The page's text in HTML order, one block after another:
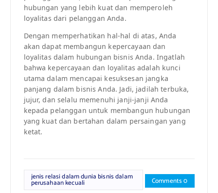
hubungan yang lebih kuat dan memperoleh
loyalitas dari pelanggan Anda.
Dengan memperhatikan hal-hal di atas, Anda
akan dapat membangun kepercayaan dan
loyalitas dalam hubungan bisnis Anda. Ingatlah
bahwa kepercayaan dan loyalitas adalah kunci
utama dalam mencapai kesuksesan jangka
panjang dalam bisnis Anda. Jadi, jadilah terbuka,
jujur, dan selalu memenuhi janji-janji Anda
kepada pelanggan untuk membangun hubungan
yang kuat dan bertahan dalam persaingan yang
ketat.
jenis relasi dalam dunia bisnis dalam
perusahaan kecuali Comments 0